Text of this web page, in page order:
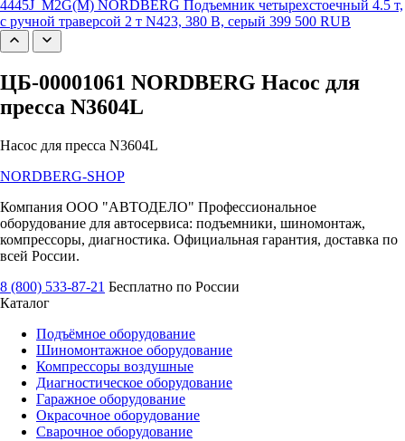
4445J_M2G(M) NORDBERG Подъемник четырехстоечный 4.5 т,
с ручной траверсой 2 т N423, 380 В, серый 399 500 RUB
ЦБ-00001061 NORDBERG Насос для
пресса N3604L
Насос для пресса N3604L
NORDBERG-SHOP
Компания ООО "АВТОДЕЛО" Профессиональное
оборудование для автосервиса: подъемники, шиномонтаж,
компрессоры, диагностика. Официальная гарантия, доставка по
всей России.
8 (800) 533-87-21 Бесплатно по России
Каталог
Подъёмное оборудование
Шиномонтажное оборудование
Компрессоры воздушные
Диагностическое оборудование
Гаражное оборудование
Окрасочное оборудование
Сварочное оборудование